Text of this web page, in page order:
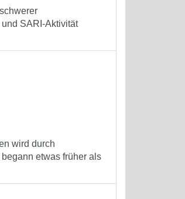
SARI-Aktivität
wird durch
etwas früher als